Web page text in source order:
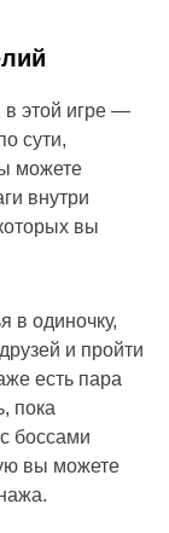
в этой игре —
сути,
можете
внутри
вы
в одиночку,
и пройти
есть пара
пока
боссами
вы можете